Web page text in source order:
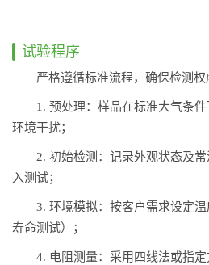
试验程序
严格遵循标准流程，确保检测权
1. 预处理：样品在标准大气条
环境干扰；
2. 初始检测：记录外观状态及
入测试；
3. 环境模拟：按客户需求设定
寿命测试）；
4. 电阻测量：采用四线法或指